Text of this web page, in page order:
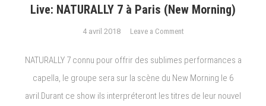
Live: NATURALLY 7 à Paris (New Morning)
4 avril 2018 Leave a Commenton
NATURALLY
à
Paris
NATURALLY 7 connu pour offrir des sublimes performances a
capella, le groupe sera sur la scène du New Morning le 6
avril.Durant ce show ils interpréteront les titres de leur nouvel